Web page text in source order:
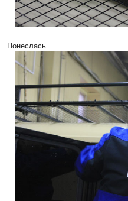
Понеслась…